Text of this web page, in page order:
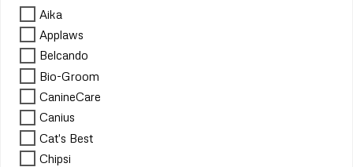
Aika
Applaws
Belcando
Bio-Groom
CanineCare
Canius
Cat's Best
Chipsi